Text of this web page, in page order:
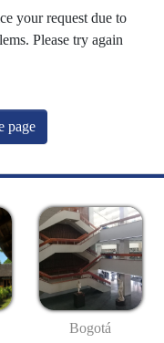
your request due to
Please try again
page
Bogotá